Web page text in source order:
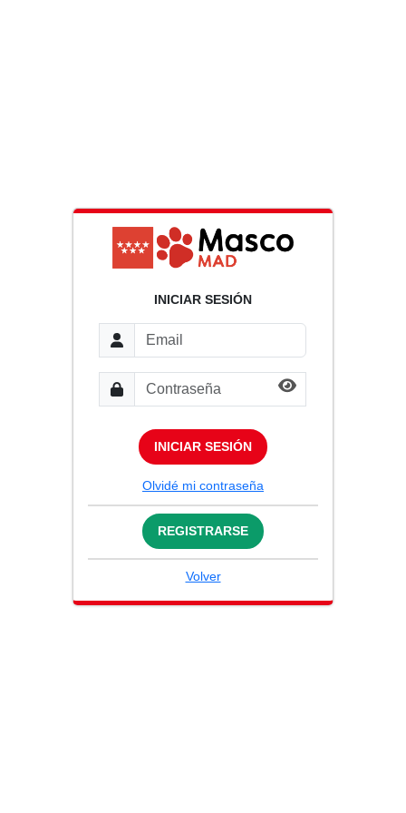
INICIAR SESIÓN
INICIAR SESIÓN
Olvidé mi contraseña
REGISTRARSE
Volver